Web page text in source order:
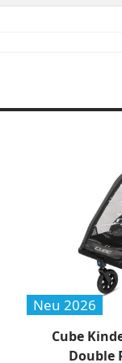
Neu 2026
Cube
Double